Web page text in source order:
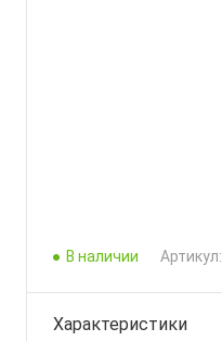
В наличии Артикул:
Характеристики